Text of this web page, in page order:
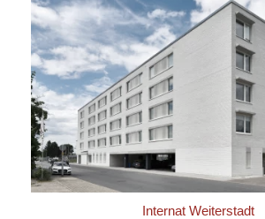
Internat Weiterstadt